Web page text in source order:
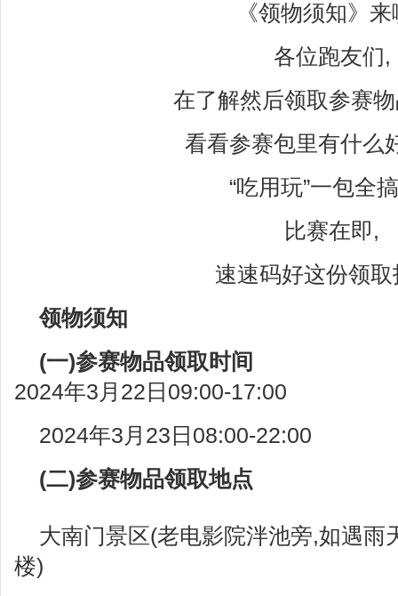
《领物须知》
各位跑友们,
在了解然后领取参赛
看看参赛包里有什么
“吃用玩”一包全
比赛在即,
速速码好这份领
领物须知
(一)参赛物品领取时间
2024年3月22日09:00-17:00
2024年3月23日08:00-22:00
(二)参赛物品领取地点
大南门景区(老电影院泮池旁,如遇雨
楼)